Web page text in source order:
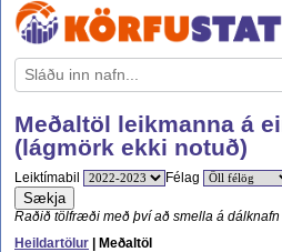
Meðaltöl leikmanna á
(lágmörk ekki notuð)
Leiktímabil Félag
Sækja
Raðið tölfræði með því að smella á dálknafn
Heildartölur | Meðaltöl